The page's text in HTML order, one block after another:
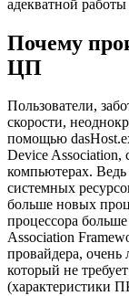
адекватной
Почему
ЦП
Пользователи,
скорости,
помощью
Device Association,
компьютерах.
системных
больше новых
процессора
Association
провайдера,
который не
(характеристики